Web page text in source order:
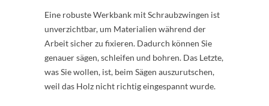
Eine robuste Werkbank mit Schraubzwingen ist
unverzichtbar, um Materialien während der
Arbeit sicher zu fixieren. Dadurch können Sie
genauer sägen, schleifen und bohren. Das Letzte,
was Sie wollen, ist, beim Sägen auszurutschen,
weil das Holz nicht richtig eingespannt wurde.